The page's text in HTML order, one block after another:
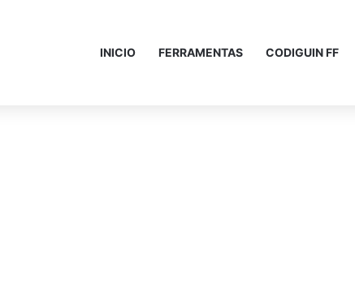
INICIO FERRAMENTAS CODIGUIN FF